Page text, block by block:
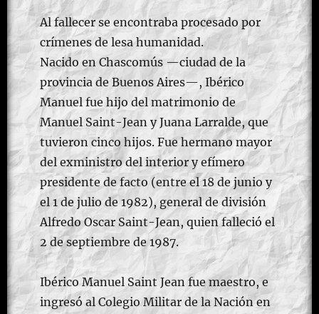
Al fallecer se encontraba procesado por
crímenes de lesa humanidad.
Nacido en Chascomús —ciudad de la
provincia de Buenos Aires—, Ibérico
Manuel fue hijo del matrimonio de
Manuel Saint-Jean y Juana Larralde, que
tuvieron cinco hijos. Fue hermano mayor
del exministro del interior y efímero
presidente de facto (entre el 18 de junio y
el 1 de julio de 1982), general de división
Alfredo Oscar Saint-Jean, quien falleció el
2 de septiembre de 1987.
Ibérico Manuel Saint Jean fue maestro, e
ingresó al Colegio Militar de la Nación en